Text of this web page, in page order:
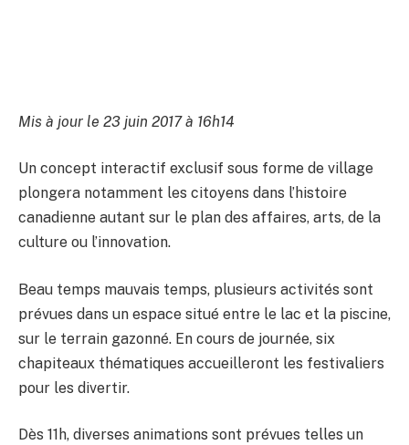
Mis à jour le 23 juin 2017 à 16h14
Un concept interactif exclusif sous forme de village
plongera notamment les citoyens dans l’histoire
canadienne autant sur le plan des affaires, arts, de la
culture ou l’innovation.
Beau temps mauvais temps, plusieurs activités sont
prévues dans un espace situé entre le lac et la piscine,
sur le terrain gazonné. En cours de journée, six
chapiteaux thématiques accueilleront les festivaliers
pour les divertir.
Dès 11h, diverses animations sont prévues telles un